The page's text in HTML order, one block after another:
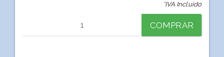
*IVA Incluido
COMPRAR